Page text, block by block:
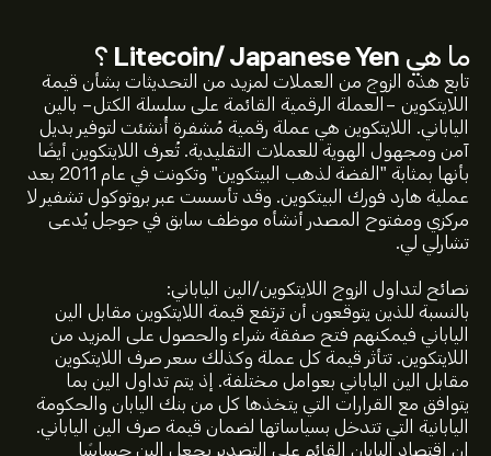
ما هي Litecoin/ Japanese Yen ؟
تابع هذه الزوج من العملات لمزيد من التحديثات بشأن قيمة
اللايتكوين -العملة الرقمية القائمة على سلسلة الكتل- بالين
الياباني. اللايتكوين هي عملة رقمية مُشفرة أُنشئت لتوفير بديل
آمن ومجهول الهوية للعملات التقليدية. تُعرف اللايتكوين أيضًا
بأنها بمثابة "الفضة لذهب البيتكوين" وتكونت في عام 2011 بعد
عملية هارد فورك البيتكوين. وقد تأسست عبر بروتوكول تشفير لا
مركزي ومفتوح المصدر أنشأه موظف سابق في جوجل يُدعى
تشارلي لي.
نصائح لتداول الزوج اللايتكوين/الين الياباني:
بالنسبة للذين يتوقعون أن ترتفع قيمة اللايتكوين مقابل الين
الياباني فيمكنهم فتح صفقة شراء والحصول على المزيد من
اللايتكوين. تتأثر قيمة كل عملة وكذلك سعر صرف اللايتكوين
مقابل الين الياباني بعوامل مختلفة. إذ يتم تداول الين بما
يتوافق مع القرارات التي يتخذها كل من بنك اليابان والحكومة
اليابانية التي تتدخل بسياساتها لضمان قيمة صرف الين الياباني.
إن اقتصاد اليابان القائم على التصدير يجعل الين حساسًا
السعر الحالي لـ LTCJPY هو 7,113.62‎¥‎ دولار
القيمة السوقية لـ Litecoin/ Japanese Yen هي (العربية:
البيانات غير متوفرة حالياً) دولار